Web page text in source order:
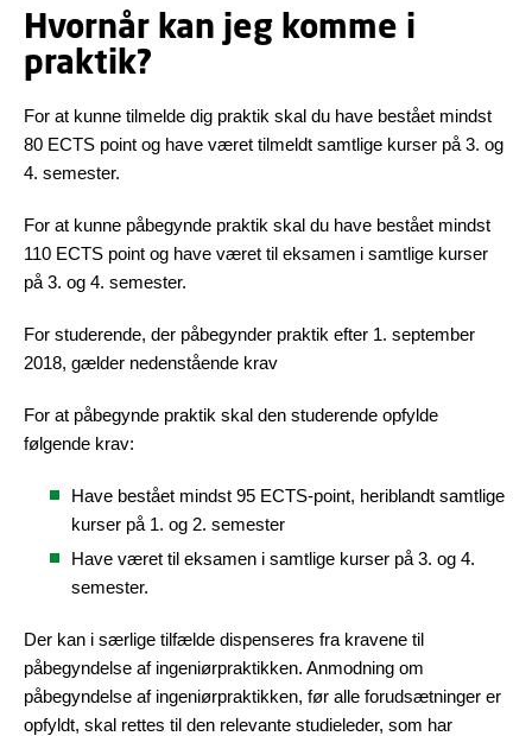
Hvornår kan jeg komme i
praktik?
For at kunne tilmelde dig praktik skal du have bestået mindst
80 ECTS point og have været tilmeldt samtlige kurser på 3. og
4. semester.
For at kunne påbegynde praktik skal du have bestået mindst
110 ECTS point og have været til eksamen i samtlige kurser
på 3. og 4. semester.
For studerende, der påbegynder praktik efter 1. september
2018, gælder nedenstående krav
For at påbegynde praktik skal den studerende opfylde
følgende krav:
Have bestået mindst 95 ECTS-point, heriblandt samtlige
kurser på 1. og 2. semester
Have været til eksamen i samtlige kurser på 3. og 4.
semester.
Der kan i særlige tilfælde dispenseres fra kravene til
påbegyndelse af ingeniørpraktikken. Anmodning om
påbegyndelse af ingeniørpraktikken, før alle forudsætninger er
opfyldt, skal rettes til den relevante studieleder, som har